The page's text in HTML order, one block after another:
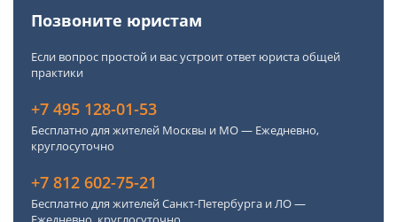
Позвоните юристам
Если вопрос простой и вас устроит ответ юриста общей
практики
+7 495 128-01-53
Бесплатно для жителей Москвы и МО — Ежедневно,
круглосуточно
+7 812 602-75-21
Бесплатно для жителей Санкт-Петербурга и ЛО —